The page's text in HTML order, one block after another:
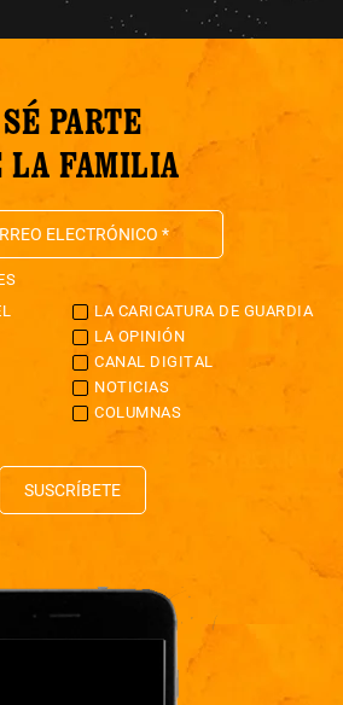
SÉ PARTE
LA FAMILIA
LA CARICATURA DE GUARDIA
LA OPINIÓN
CANAL DIGITAL
NOTICIAS
COLUMNAS
SUSCRÍBETE